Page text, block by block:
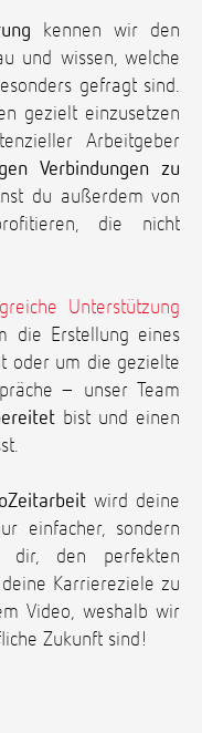
kennen wir den
und wissen, welche
gefragt sind.
gezielt einzusetzen
Arbeitgeber
Verbindungen zu
du außerdem von
die nicht
Unterstützung
die Erstellung eines
oder um die gezielte
– unser Team
bist und einen
wird deine
einfacher, sondern
dir, den perfekten
Karriereziele zu
Video, weshalb wir
Zukunft sind!